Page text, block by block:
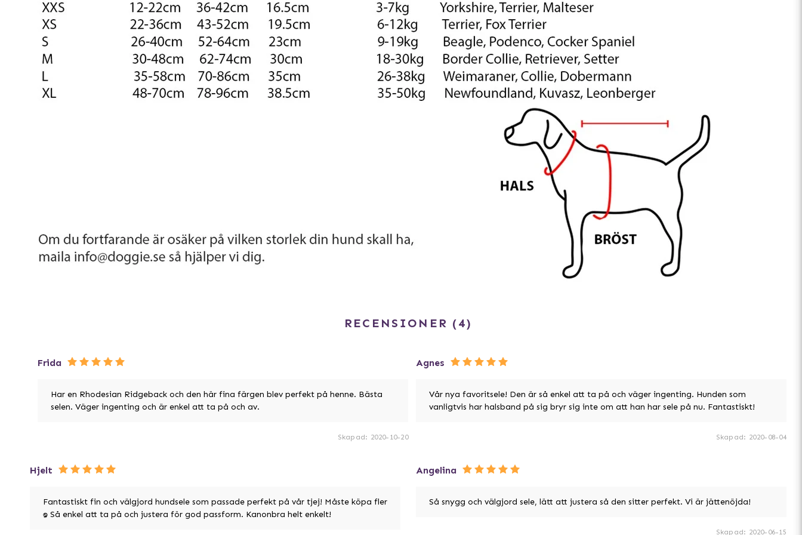
RECENSIONER 4
Frida
Har en Rhodesian Ridgeback och den här fina färgen blev perfekt på henne. Bästa
selen. Väger ingenting och är enkel att ta på och av.
Skapad: 2020-10-20
Agnes
Vår nya favoritsele! Den är så enkel att ta på och väger ingenting. Hunden som
vanligtvis har halsband på sig bryr sig inte om att han har sele på nu. Fantastiskt!
Skapad: 2020-08-04
Hjelt
Fantastiskt fin och välgjord hundsele som passade perfekt på vår tjej! Måste köpa fler
:D Så enkel att ta på och justera för god passform. Kanonbra helt enkelt!
Angelina
Så snygg och välgjord sele, lätt att justera så den sitter perfekt. Vi är jättenöjda!
Skapad: 2020-06-15